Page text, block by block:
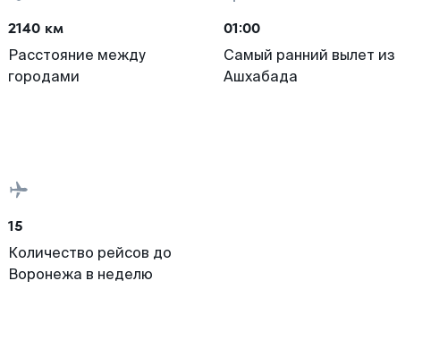
2140 км
Расстояние между
городами
01:00
Самый ранний вылет из
Ашхабада
15
Количество рейсов до
Воронежа в неделю